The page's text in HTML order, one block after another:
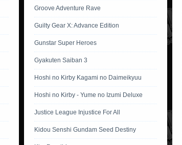
Groove Adventure Rave
Guilty Gear X: Advance Edition
Gunstar Super Heroes
Gyakuten Saiban 3
Hoshi no Kirby Kagami no Daimeikyuu
Hoshi no Kirby - Yume no Izumi Deluxe
Justice League Injustice For All
Kidou Senshi Gundam Seed Destiny